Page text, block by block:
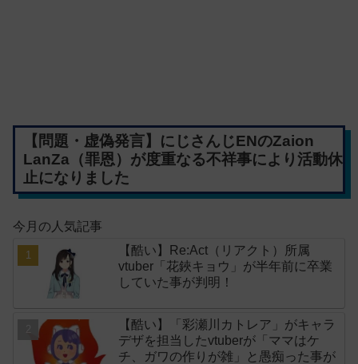
【問題・虚偽発言】にじさんじENのZaion
LanZa（罪恩）が度重なる不祥事により活動休
止になりました
今月の人気記事
【酷い】Re:Act（リアクト）所属
vtuber「花鋏キョウ」が半年前に卒業
していた事が判明！
【酷い】「彩瀬川カトレア」がキャラ
デザを担当したvtuberが「ママはケ
チ、ガワの作りが雑」と愚痴った事が